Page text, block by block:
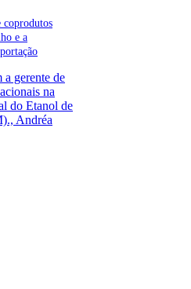
coprodutos
e a
a gerente de
na
do Etanol de
Andréa